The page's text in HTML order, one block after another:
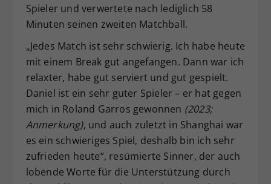
Spieler und verwertete nach lediglich 58
Minuten seinen zweiten Matchball.
„Jedes Match ist sehr schwierig. Ich habe heute
mit einem Break gut angefangen. Dann war ich
relaxter, habe gut serviert und gut gespielt.
Daniel ist ein sehr guter Spieler – er hat gegen
mich in Roland Garros gewonnen (2023;
Anmerkung), und auch zuletzt in Shanghai war
es ein schwieriges Spiel, deshalb bin ich sehr
zufrieden heute“, resümierte Sinner, der auch
lobende Worte für die Unterstützung durch